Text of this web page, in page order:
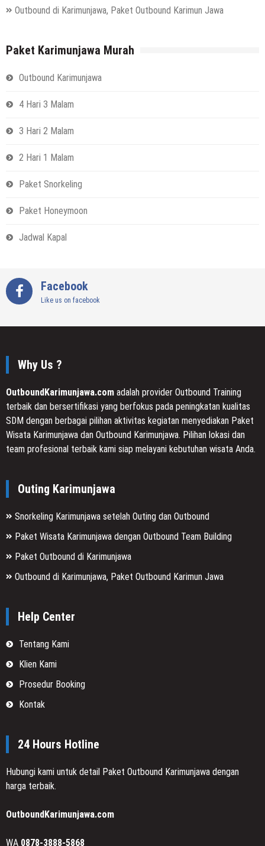
Outbound di Karimunjawa, Paket Outbound Karimun Jawa
Paket Karimunjawa Murah
Outbound Karimunjawa
4 Hari 3 Malam
3 Hari 2 Malam
2 Hari 1 Malam
Paket Snorkeling
Paket Honeymoon
Jadwal Kapal
Facebook
Like us on facebook
Why Us ?
OutboundKarimunjawa.com adalah provider Outbound Training
terbaik dan bersertifikasi yang berfokus pada peningkatan kualitas
SDM dengan berbagai pilihan aktivitas kegiatan menyediakan Paket
Wisata Karimunjawa dan Outbound Karimunjawa. Pilihan lokasi dan
team profesional terbaik kami siap melayani kebutuhan wisata Anda.
Outing Karimunjawa
Snorkeling Karimunjawa setelah Outing dan Outbound
Paket Wisata Karimunjawa dengan Outbound Team Building
Paket Outbound di Karimunjawa
Outbound di Karimunjawa, Paket Outbound Karimun Jawa
Help Center
Tentang Kami
Klien Kami
Prosedur Booking
Kontak
24 Hours Hotline
Hubungi kami untuk detail Paket Outbound Karimunjawa dengan
harga terbaik.
OutboundKarimunjawa.com
WA 0878-3888-5868